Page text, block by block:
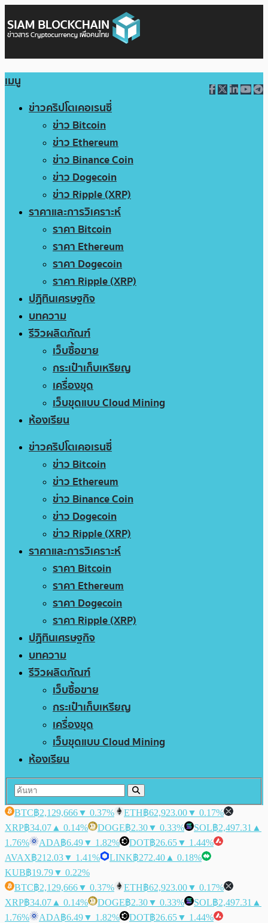
เมนู
ข่าวคริปโตเคอเรนซี่
ข่าว Bitcoin
ข่าว Ethereum
ข่าว Binance Coin
ข่าว Dogecoin
ข่าว Ripple (XRP)
ราคาและการวิเคราะห์
ราคา Bitcoin
ราคา Ethereum
ราคา Dogecoin
ราคา Ripple (XRP)
ปฏิทินเศรษฐกิจ
บทความ
รีวิวผลิตภัณฑ์
เว็บซื้อขาย
กระเป๋าเก็บเหรียญ
เครื่องขุด
เว็บขุดแบบ Cloud Mining
ห้องเรียน
ข่าวคริปโตเคอเรนซี่
ข่าว Bitcoin
ข่าว Ethereum
ข่าว Binance Coin
ข่าว Dogecoin
ข่าว Ripple (XRP)
ราคาและการวิเคราะห์
ราคา Bitcoin
ราคา Ethereum
ราคา Dogecoin
ราคา Ripple (XRP)
ปฏิทินเศรษฐกิจ
บทความ
รีวิวผลิตภัณฑ์
เว็บซื้อขาย
กระเป๋าเก็บเหรียญ
เครื่องขุด
เว็บขุดแบบ Cloud Mining
ห้องเรียน
BTC฿2,129,666▼ 0.37% ETH฿62,923.00▼ 0.17%
XRP฿34.07 ▲ 0.14% DOGE฿2.30▼ 0.33% SOL฿2,497.31 ▲
1.76%
ADA฿6.49▼ 1.82% DOT฿26.65▼ 1.44%
AVAX฿212.03▼ 1.41% LINK฿272.40 ▲ 0.18%
KUB฿19.79▼ 0.22%
BTC฿2,129,666▼ 0.37% ETH฿62,923.00▼ 0.17%
XRP฿34.07 ▲ 0.14% DOGE฿2.30▼ 0.33% SOL฿2,497.31 ▲
1.76%
ADA฿6.49▼ 1.82% DOT฿26.65▼ 1.44%